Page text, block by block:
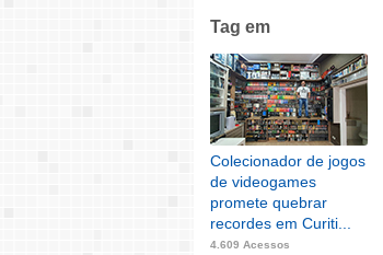
Tag em
Colecionador de jogos
de videogames
promete quebrar
recordes em Curiti...
4.609 Acessos